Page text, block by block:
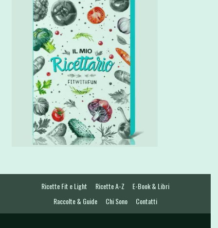
Ricette Fit e Light Ricette A-Z
E-Book & Libri
Raccolte & Guide
Chi Sono Contatti